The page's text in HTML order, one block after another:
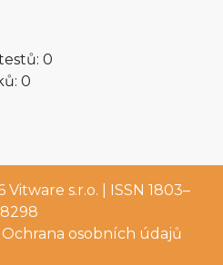
0
0
Vitware s.r.o. | ISSN 1803–
8298
Ochrana osobních údajů